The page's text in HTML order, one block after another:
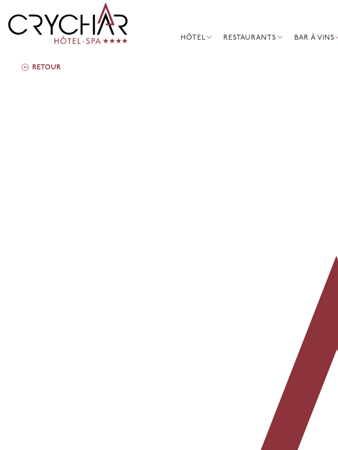
HÔTEL RESTAURANTS BAR À VINS
RETOUR